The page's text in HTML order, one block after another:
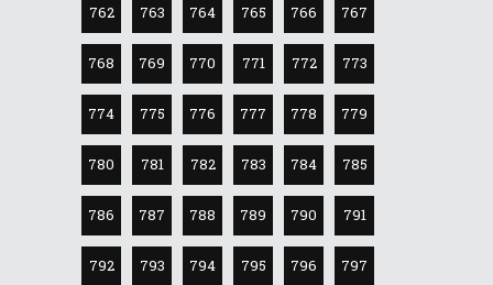
762 763 764 765 766 767
768 769 770 771 772 773
774 775 776 777 778 779
780 781 782 783 784 785
786 787 788 789 790 791
792 793 794 795 796 797